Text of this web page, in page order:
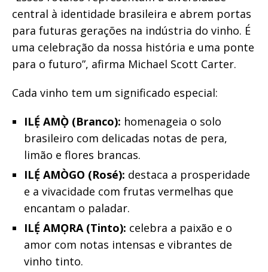
central à identidade brasileira e abrem portas
para futuras gerações na indústria do vinho. É
uma celebração da nossa história e uma ponte
para o futuro”, afirma Michael Scott Carter.
Cada vinho tem um significado especial:
ILẸ́ AMỌ̀ (Branco): homenageia o solo
brasileiro com delicadas notas de pera,
limão e flores brancas.
ILẸ́ AMÒGO (Rosé): destaca a prosperidade
e a vivacidade com frutas vermelhas que
encantam o paladar.
ILẸ́ AMỌRA (Tinto): celebra a paixão e o
amor com notas intensas e vibrantes de
vinho tinto.